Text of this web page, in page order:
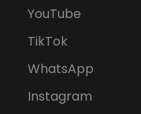
YouTube
TikTok
WhatsApp
Instagram